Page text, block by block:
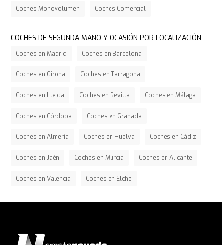
Coches Monovolumen Coches Comercial
COCHES DE SEGUNDA MANO Y OCASIÓN POR LOCALIZACIÓN
Coches en Madrid Coches en Barcelona
Coches en Girona Coches en Tarragona
Coches en Lleida Coches en Sevilla Coches en Málaga
Coches en Córdoba Coches en Granada
Coches en Almería Coches en Huelva Coches en Cádiz
Coches en Jaén Coches en Murcia Coches en Alicante
Coches en Valencia Coches en Elche